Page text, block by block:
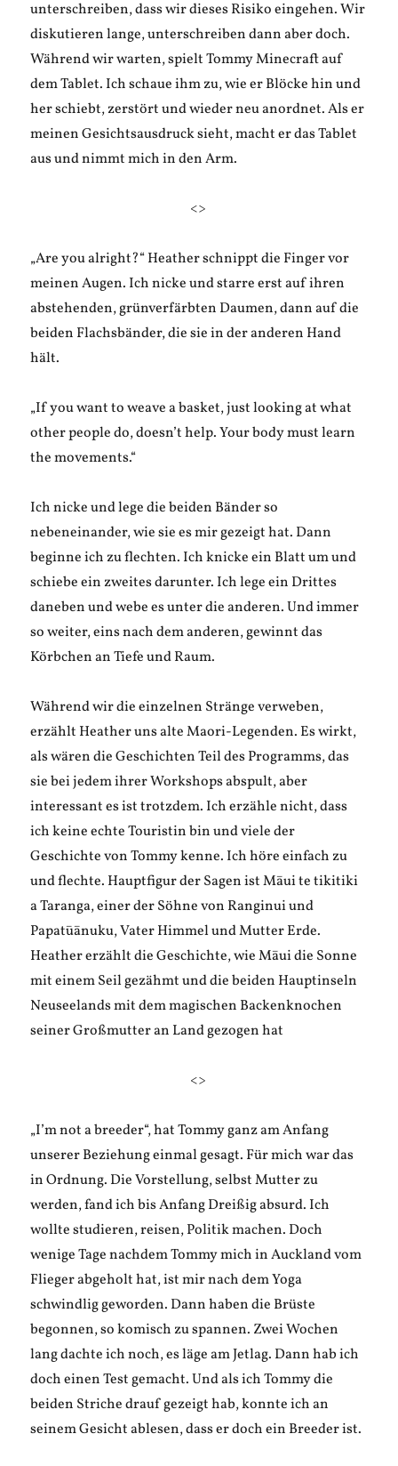
unterschreiben, dass wir dieses Risiko eingehen. Wir
diskutieren lange, unterschreiben dann aber doch.
Während wir warten, spielt Tommy Minecraft auf
dem Tablet. Ich schaue ihm zu, wie er Blöcke hin und
her schiebt, zerstört und wieder neu anordnet. Als er
meinen Gesichtsausdruck sieht, macht er das Tablet
aus und nimmt mich in den Arm.
<>
„Are you alright?“ Heather schnippt die Finger vor
meinen Augen. Ich nicke und starre erst auf ihren
abstehenden, grünverfärbten Daumen, dann auf die
beiden Flachsbänder, die sie in der anderen Hand
hält.
„If you want to weave a basket, just looking at what
other people do, doesn’t help. Your body must learn
the movements.“
Ich nicke und lege die beiden Bänder so
nebeneinander, wie sie es mir gezeigt hat. Dann
beginne ich zu flechten. Ich knicke ein Blatt um und
schiebe ein zweites darunter. Ich lege ein Drittes
daneben und webe es unter die anderen. Und immer
so weiter, eins nach dem anderen, gewinnt das
Körbchen an Tiefe und Raum.
Während wir die einzelnen Stränge verweben,
erzählt Heather uns alte Maori-Legenden. Es wirkt,
als wären die Geschichten Teil des Programms, das
sie bei jedem ihrer Workshops abspult, aber
interessant es ist trotzdem. Ich erzähle nicht, dass
ich keine echte Touristin bin und viele der
Geschichte von Tommy kenne. Ich höre einfach zu
und flechte. Hauptfigur der Sagen ist Māui te tikitiki
a Taranga, einer der Söhne von Ranginui und
Papatūānuku, Vater Himmel und Mutter Erde.
Heather erzählt die Geschichte, wie Māui die Sonne
mit einem Seil gezähmt und die beiden Hauptinseln
Neuseelands mit dem magischen Backenknochen
seiner Großmutter an Land gezogen hat
<>
„I’m not a breeder“, hat Tommy ganz am Anfang
unserer Beziehung einmal gesagt. Für mich war das
in Ordnung. Die Vorstellung, selbst Mutter zu
werden, fand ich bis Anfang Dreißig absurd. Ich
wollte studieren, reisen, Politik machen. Doch
wenige Tage nachdem Tommy mich in Auckland vom
Flieger abgeholt hat, ist mir nach dem Yoga
schwindlig geworden. Dann haben die Brüste
begonnen, so komisch zu spannen. Zwei Wochen
lang dachte ich noch, es läge am Jetlag. Dann hab ich
doch einen Test gemacht. Und als ich Tommy die
beiden Striche drauf gezeigt hab, konnte ich an
seinem Gesicht ablesen, dass er doch ein Breeder ist.